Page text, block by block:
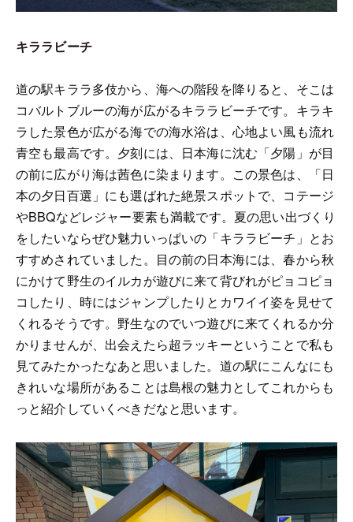
キララビーチ
道の駅キララ多伎から、海への階段を降りると、そこは
コバルトブルーの海が広がるキララビーチです。キラキ
ラした景色が広がる海での海水浴は、心地よい風も流れ
青空も最高です。夕刻には、日本海に沈む「夕陽」が目
の前に広がり海は茜色に染まります。この景色は、「日
本の夕日百選」にも選ばれた絶景スポットで、コテージ
やBBQなどレジャー要素も満載です。夏の思い出づくり
をしたいならぜひ魅力いっぱいの「キララビーチ」とお
すすめされていました。目の前の日本海には、春から秋
にかけて野生のイルカが遊びに来て背びれがピョコピョ
コしたり、時にはジャンプしたりとカワイイ姿を見せて
くれるそうです。野生なのでいつ遊びに来てくれるか分
かりませんが、出会えたら超ラッキーということで私も
見てみたかったなあと思いました。道の駅にこんなにも
きれいな場所があることは島根の魅力としてこれからも
っと紹介していくべきだなと思います。